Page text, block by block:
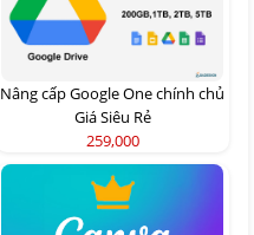
Nâng cấp Google One chính chủ
Giá Siêu Rẻ
259,000